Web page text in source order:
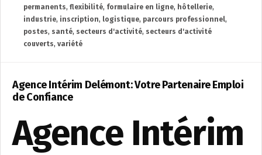
permanents, flexibilité, formulaire en ligne, hôtellerie,
industrie, inscription, logistique, parcours professionnel,
postes, santé, secteurs d'activité, secteurs d'activité
couverts, variété
Agence Intérim Delémont: Votre Partenaire Emploi
de Confiance
Agence Intérim